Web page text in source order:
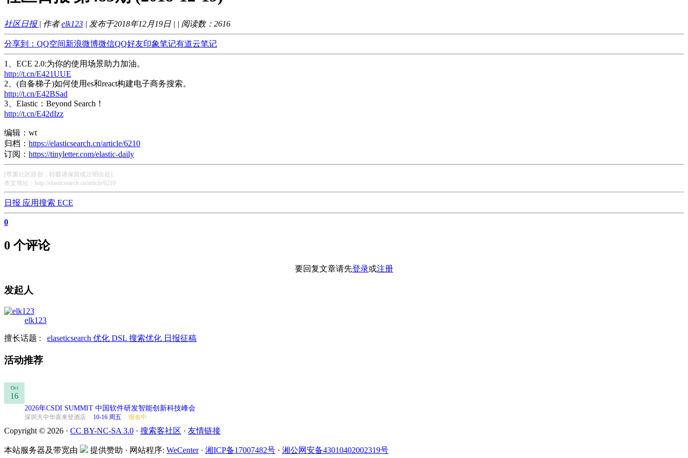
社区日报 | 作者elk123 | 发布于2018年12月19日 | | 阅读数： 2616
分享到： QQ空间新浪微博微信QQ好友印象笔记有道云笔记
1、ECE 2.0:为你的使用场景助力加油。
http://t.cn/E421UUE
​2、(自备梯子)如何使用es和react构建电子商务搜索。
http://t.cn/E42BSad
​3、Elastic：Beyond Search！
http://t.cn/E42dIzz
编辑：wt
归档： https://elasticsearch.cn/article/6210
订阅： https://tinyletter.com/elastic-daily
[尊重社区原创，转载请保留或注明出处]
本文地址：http://elasticsearch.cn/article/6210
日报 应用搜索 ECE
0
0 个评论
要回复文章请先登录或注册
发起人
elk123
擅长话题 : elaseticsearch 优化 DSL 搜索优化 日报征稿
活动推荐
Oct
16
2026年CSDI SUMMIT 中国软件研发智能创新科技峰会
深圳大中华喜来登酒店 · 10-16 周五 · 报名中
Copyright © 2026 · CC BY-NC-SA 3.0 · 搜索客社区 · 友情链接
本站服务器及带宽由 提供赞助 · 网站程序: WeCenter· 湘ICP备17007482号 · 湘公网安备43010402002319号